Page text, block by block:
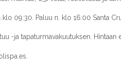
09:30. Paluu n. klo 16:00 Santa
-ja tapaturmavakuutuksen.